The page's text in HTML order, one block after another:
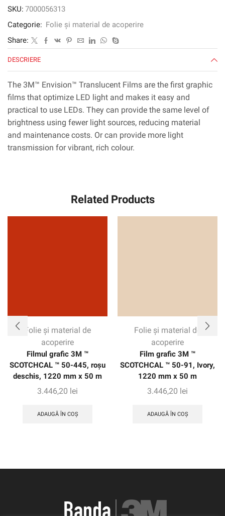
mm
45,72
m
SKU: 7000056313
Categorie: Folie și material de acoperire
Share:
DESCRIERE
The 3M™ Envision™ Translucent Films are the first graphic
films that optimize LED light and makes it easy and
practical to use LEDs. They can provide the same level of
brightness using fewer light sources, reducing material
and maintenance costs. Or can provide more light
transmission for vibrant, rich colour.
Related Products
Folie și material de
acoperire
Filmul grafic 3M ™
SCOTCHCAL ™ 50-445, roșu
deschis, 1220 mm x 50 m
3.446,20 lei
ADAUGĂ ÎN COȘ
Folie și material de
acoperire
Film grafic 3M ™
SCOTCHCAL ™ 50-91, Ivory,
1220 mm x 50 m
3.446,20 lei
ADAUGĂ ÎN COȘ